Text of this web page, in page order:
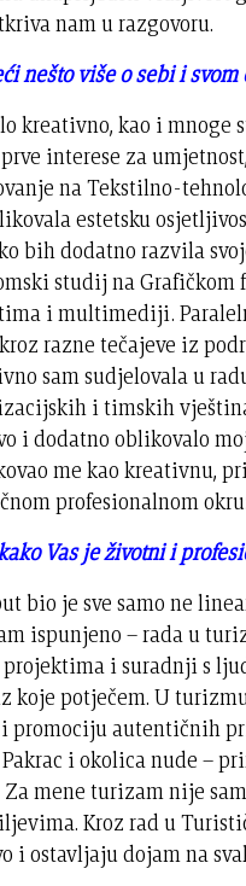
nam u razgovoru.
nešto više o sebi i
kreativno, kao i mnoge
interese za
na Tekstilno-
estetsku
bih dodatno razvila
studij na
i multimediji.
razne tečajeve iz
sam sudjelovala u
i timskih
i dodatno oblikovalo
me kao kreativnu,
profesionalnom
Vas je životni i
bio je sve samo ne
ispunjeno – rada u
i suradnji s
potječem. U
autentičnih
i okolica nude –
mene turizam nije
Kroz rad u
i ostavljaju dojam na